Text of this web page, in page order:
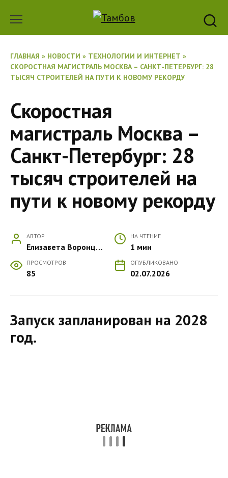
содержанию
ГЛАВНАЯ » НОВОСТИ » ТЕХНОЛОГИИ И ИНТЕРНЕТ »
СКОРОСТНАЯ МАГИСТРАЛЬ МОСКВА – САНКТ-ПЕТЕРБУРГ: 28
ТЫСЯЧ СТРОИТЕЛЕЙ НА ПУТИ К НОВОМУ РЕКОРДУ
Скоростная
магистраль Москва –
Санкт-Петербург: 28
тысяч строителей на
пути к новому рекорду
АВТОР
Елизавета Воронцова
НА ЧТЕНИЕ
1 мин
ПРОСМОТРОВ
85
ОПУБЛИКОВАНО
02.07.2026
Запуск запланирован на 2028
год.